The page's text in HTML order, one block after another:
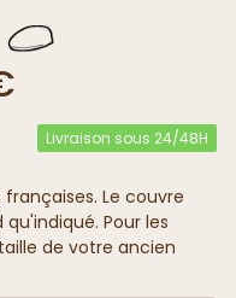
Livraison sous 24/48H
Le couvre
Pour les
de votre ancien